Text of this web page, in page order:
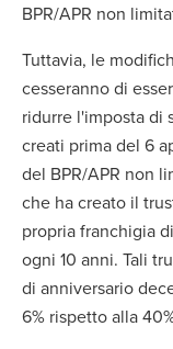
BPR/APR non
Tuttavia, le
cesseranno di
ridurre l'imposta di
creati prima del 6
del BPR/APR non
che ha creato il
propria franchigia
ogni 10 anni. Tali
di anniversario
6% rispetto alla